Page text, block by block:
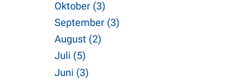
Oktober (3)
September (3)
August (2)
Juli (5)
Juni (3)